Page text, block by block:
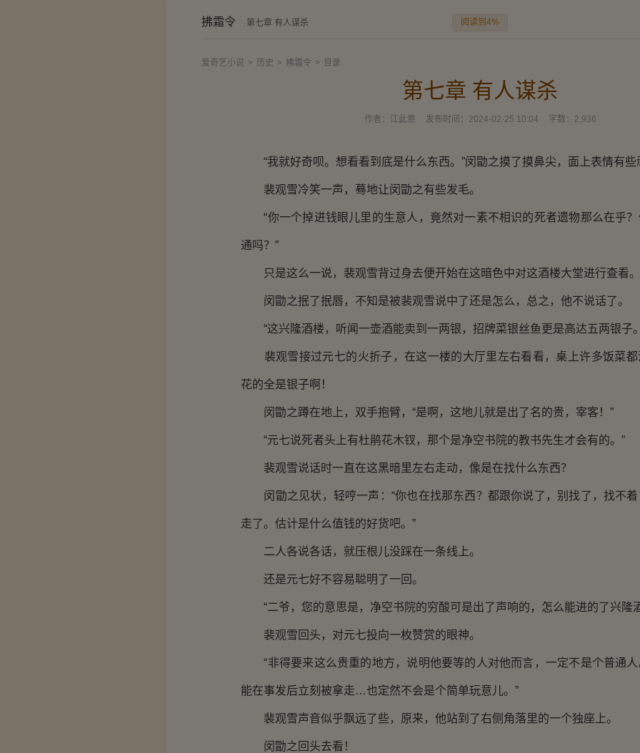
拂霜令 第七章 有人谋杀 阅读到4%
爱奇艺小说 > 历史 > 拂霜令 > 目录
第七章 有人谋杀
作者： 江此意 发布时间： 2024-02-25 10:04 字数： 2,936
“我就好奇呗。想看看到底是什么东西。”闵勖之摸了摸鼻尖，面上表情有些
裴观雪冷笑一声，蓦地让闵勖之有些发毛。
“你一个掉进钱眼儿里的生意人，竟然对一素不相识的死者遗物那么在乎？
通吗？”
只是这么一说，裴观雪背过身去便开始在这暗色中对这酒楼大堂进行查看。
闵勖之抿了抿唇，不知是被裴观雪说中了还是怎么，总之，他不说话了。
“这兴隆酒楼，听闻一壶酒能卖到一两银，招牌菜银丝鱼更是高达五两银子
裴观雪接过元七的火折子，在这一楼的大厅里左右看看，桌上许多饭菜都
花的全是银子啊！
闵勖之蹲在地上，双手抱臂，“是啊，这地儿就是出了名的贵，宰客！”
“元七说死者头上有杜鹃花木钗，那个是净空书院的教书先生才会有的。”
裴观雪说话时一直在这黑暗里左右走动，像是在找什么东西？
闵勖之见状，轻哼一声：“你也在找那东西？都跟你说了，别找了，找不着
走了。估计是什么值钱的好货吧。”
二人各说各话，就压根儿没踩在一条线上。
还是元七好不容易聪明了一回。
“二爷，您的意思是，净空书院的穷酸可是出了声响的，怎么能进的了兴隆
裴观雪回头，对元七投向一枚赞赏的眼神。
“非得要来这么贵重的地方，说明他要等的人对他而言，一定不是个普通
能在事发后立刻被拿走…也定然不会是个简单玩意儿。”
裴观雪声音似乎飘远了些，原来，他站到了右侧角落里的一个独座上。
闵勖之回头去看！